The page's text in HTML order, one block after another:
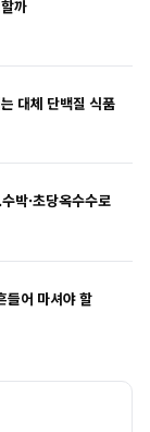
까
대체 단백질 식품
박·초당옥수수로
들어 마셔야 할